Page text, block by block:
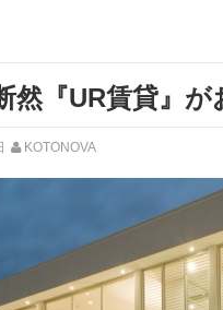
然『UR賃貸』
KOTONOVA